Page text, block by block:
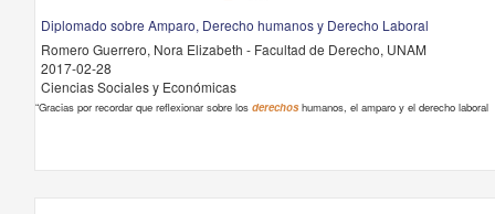
Diplomado sobre Amparo, Derecho humanos y Derecho Laboral
Romero Guerrero, Nora Elizabeth - Facultad de Derecho, UNAM
2017-02-28
Ciencias Sociales y Económicas
“Gracias por recordar que reflexionar sobre los derechoshumanos, el amparo y el derecho laboral